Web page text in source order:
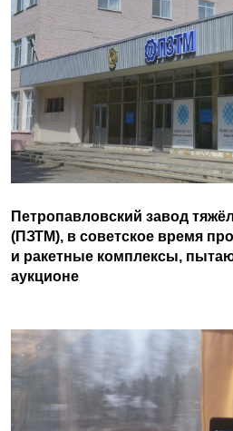
Петропавловский завод
(ПЗТМ), в советское время
и ракетные комплексы,
аукционе